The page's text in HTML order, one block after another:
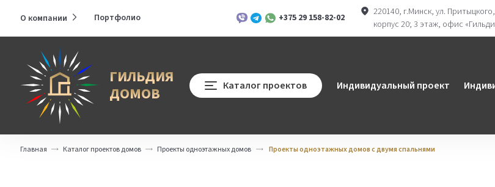
О компании
Развернуть
меню
Портфолио
+375 29 158-82-02
220140, г.Минск, ул.
корпус 20; 3 этаж, офис
ГИЛЬДИЯ
ДОМОВ
Каталог проектов Индивидуальный проект
Главная Каталог проектов домов Проекты одноэтажных домов Проекты одноэтажных домов с двумя спальнями